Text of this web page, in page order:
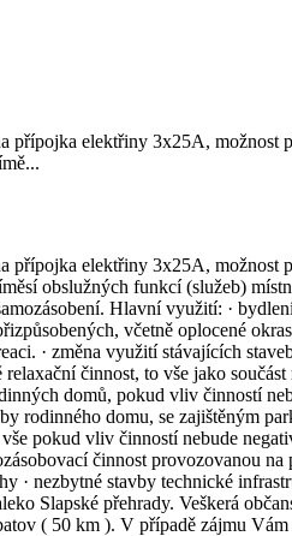
elektřiny 3x25A,
elektřiny 3x25A,
obslužných funkcí (služeb)
Hlavní využití: ·
včetně oplocené
· změna využití stávajících
činnost, to vše jako
domů, pokud vliv činností
domu, se zajištěným
pokud vliv činností nebude
činnost provozovanou
· nezbytné stavby technické
Slapské přehrady. Veškerá
( 50 km ). V případě zájmu